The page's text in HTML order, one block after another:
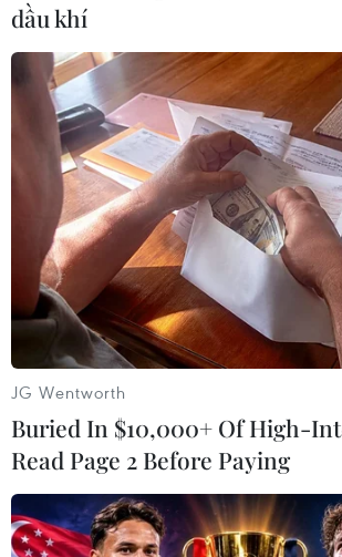
sau vụ không kích của Mỹ nhằm
quốc tế ở thủ đô Baghdad của
khiến 1 tướng Iran và 1 tướng
Iran đã đáp trả bằng vụ tấn
vào hai căn cứ ở Iraq có binh sĩ
đồn trú. Diễn biến này đã làm
ngại nguy cơ xảy ra một cuộc
diện trong khu vực./.
dầu khí
JG Wentworth
Buried In $10,000+ Of High-
Read Page 2 Before Paying